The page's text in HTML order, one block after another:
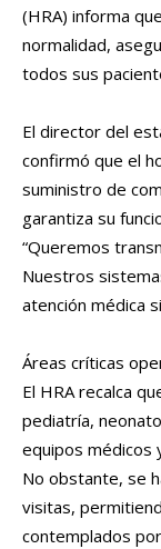
(HRA) informa
normalidad,
todos sus
El director del
confirmó que el
suministro de
garantiza su
“Queremos
Nuestros
atención médica
Áreas críticas
El HRA recalca
pediatría,
equipos médicos
No obstante, se
visitas,
contemplados